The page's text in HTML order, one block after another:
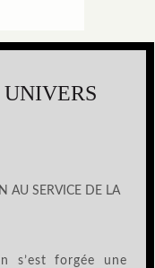
AU SERVICE DE LA
s’est forgée une